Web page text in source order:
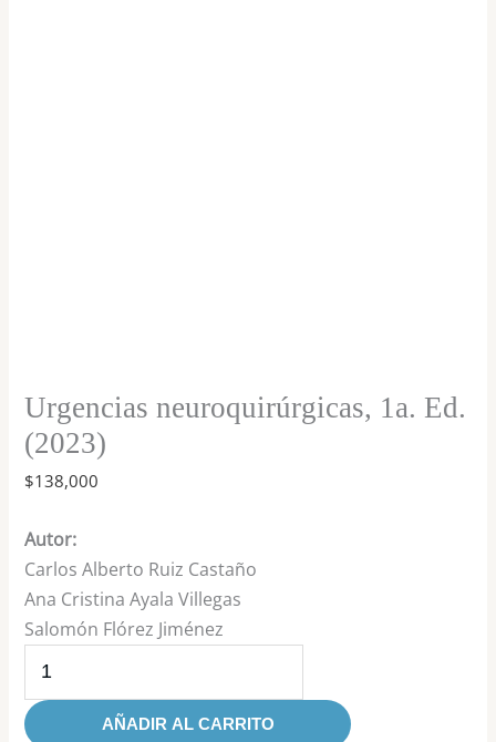
Urgencias neuroquirúrgicas, 1a. Ed.
(2023)
$138,000
Autor:
Carlos Alberto Ruiz Castaño
Ana Cristina Ayala Villegas
Salomón Flórez Jiménez
AÑADIR AL CARRITO